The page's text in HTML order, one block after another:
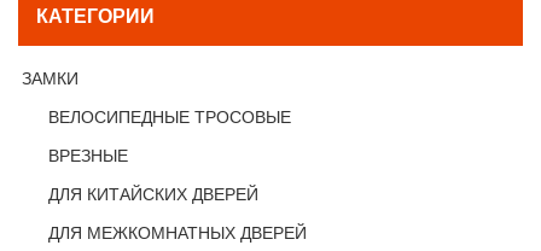
КАТЕГОРИИ
ЗАМКИ
ВЕЛОСИПЕДНЫЕ ТРОСОВЫЕ
ВРЕЗНЫЕ
ДЛЯ КИТАЙСКИХ ДВЕРЕЙ
ДЛЯ МЕЖКОМНАТНЫХ ДВЕРЕЙ